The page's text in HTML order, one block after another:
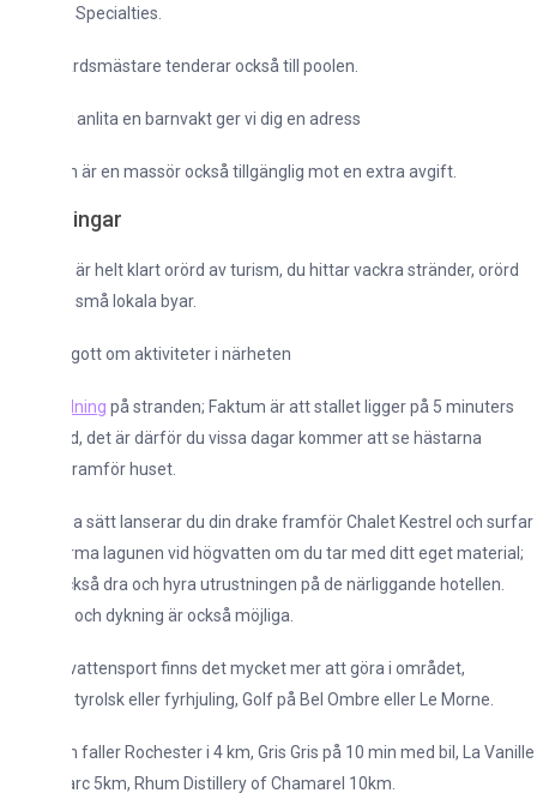
tenderar också till poolen.
anlita en barnvakt ger vi dig en adress
är en massör också tillgänglig mot en extra avgift.
är helt klart orörd av turism, du hittar vackra stränder, orörd
lokala byar.
om aktiviteter i närheten
på stranden; Faktum är att stallet ligger på 5 minuters
det är därför du vissa dagar kommer att se hästarna
huset.
sätt lanserar du din drake framför Chalet Kestrel och surfar
lagunen vid högvatten om du tar med ditt eget material;
dra och hyra utrustningen på de närliggande hotellen.
dykning är också möjliga.
finns det mycket mer att göra i området,
eller fyrhjuling, Golf på Bel Ombre eller Le Morne.
faller Rochester i 4 km, Gris Gris på 10 min med bil, La Vanille
5km, Rhum Distillery of Chamarel 10km.